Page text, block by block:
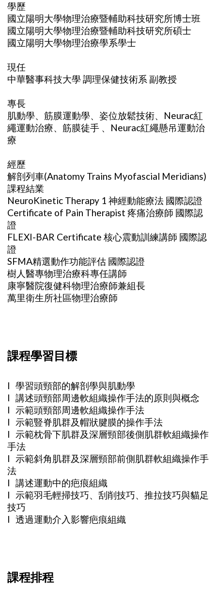
學歷
國立陽明大學物理治療暨輔助科技研究所博士班
國立陽明大學物理治療暨輔助科技研究所碩士
國立陽明大學物理治療學系學士
現任
中華醫事科技大學 調理保健技術系 副教授
專長
肌動學、筋膜運動學、姿位放鬆技術、Neurac紅
繩運動治療、筋膜徒手 、Neurac紅繩懸吊運動治
療
經歷
解剖列車(Anatomy Trains Myofascial Meridians)
課程結業
NeuroKinetic Therapy 1 神經動能療法 國際認證
Certificate of Pain Therapist 疼痛治療師 國際認
證
FLEXI-BAR Certificate 核心震動訓練講師 國際認
證
SFMA精選動作功能評估 國際認證
樹人醫專物理治療科專任講師
康寧醫院復健科物理治療師兼組長
萬里衛生所社區物理治療師
課程學習目標
l 學習頭頸部的解剖學與肌動學
l 講述頭頸部周邊軟組織操作手法的原則與概念
l 示範頭頸部周邊軟組織操作手法
l 示範豎脊肌群及帽狀腱膜的操作手法
l 示範枕骨下肌群及深層頸部後側肌群軟組織操作
手法
l 示範斜角肌群及深層頸部前側肌群軟組織操作手
法
l 講述運動中的疤痕組織
l 示範羽毛輕掃技巧、刮削技巧、推拉技巧與貓足
技巧
l 透過運動介入影響疤痕組織
課程排程